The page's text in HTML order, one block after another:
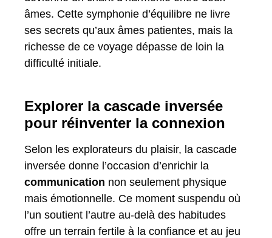
âmes. Cette symphonie d’équilibre ne livre
ses secrets qu’aux âmes patientes, mais la
richesse de ce voyage dépasse de loin la
difficulté initiale.
Explorer la cascade inversée
pour réinventer la connexion
Selon les explorateurs du plaisir, la cascade
inversée donne l’occasion d’enrichir la
communication non seulement physique
mais émotionnelle. Ce moment suspendu où
l’un soutient l’autre au-delà des habitudes
offre un terrain fertile à la confiance et au jeu